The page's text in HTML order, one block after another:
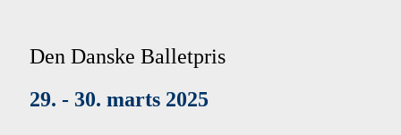
Den Danske Balletpris
29. - 30. marts 2025